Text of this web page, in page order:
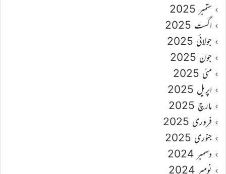
ستمبر 2025
اگست 2025
جولائی 2025
جون 2025
مئی 2025
اپریل 2025
مارچ 2025
فروری 2025
جنوری 2025
دسمبر 2024
نومبر 2024